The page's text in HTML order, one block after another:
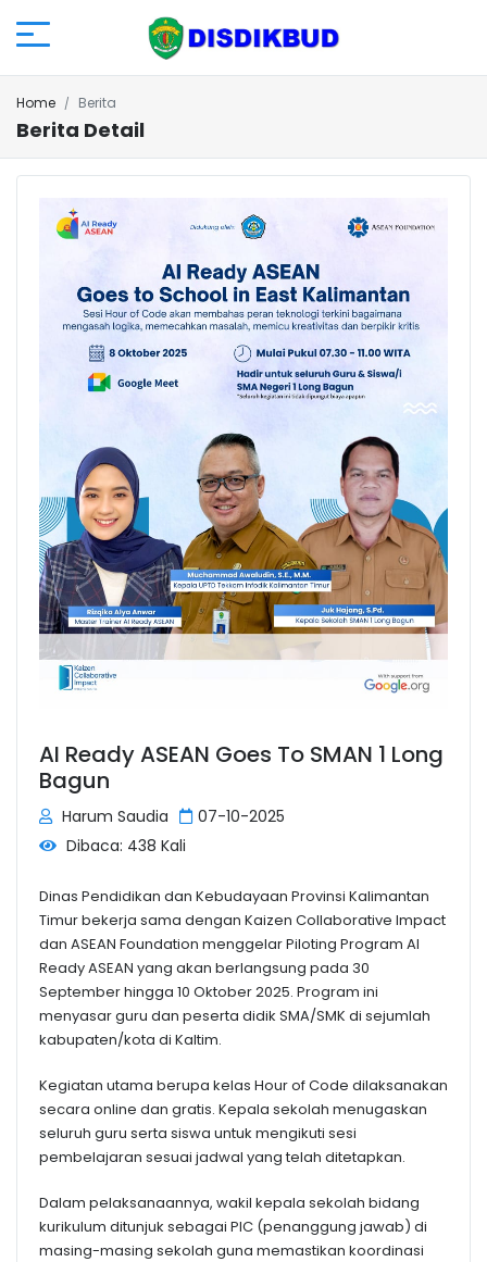
Home Berita
Berita Detail
AI Ready ASEAN Goes To SMAN 1 Long
Bagun
Harum Saudia
07-10-2025
Dibaca: 438 Kali
Dinas Pendidikan dan Kebudayaan Provinsi Kalimantan
Timur bekerja sama dengan Kaizen Collaborative Impact
dan ASEAN Foundation menggelar Piloting Program AI
Ready ASEAN yang akan berlangsung pada 30
September hingga 10 Oktober 2025. Program ini
menyasar guru dan peserta didik SMA/SMK di sejumlah
kabupaten/kota di Kaltim.
Kegiatan utama berupa kelas Hour of Code dilaksanakan
secara online dan gratis. Kepala sekolah menugaskan
seluruh guru serta siswa untuk mengikuti sesi
pembelajaran sesuai jadwal yang telah ditetapkan.
Dalam pelaksanaannya, wakil kepala sekolah bidang
kurikulum ditunjuk sebagai PIC (penanggung jawab) di
masing-masing sekolah guna memastikan koordinasi